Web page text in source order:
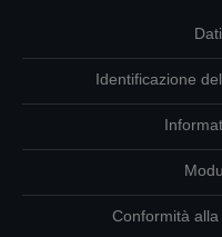
Identificazione
Conformità